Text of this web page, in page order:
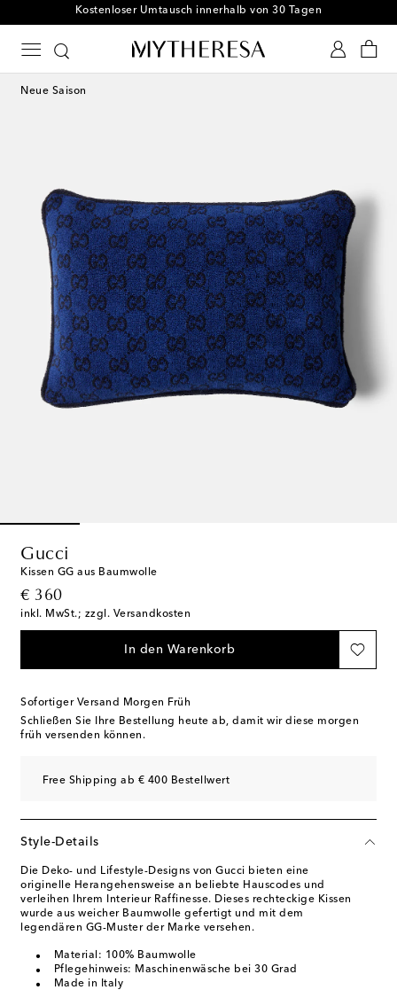
Kostenloser Umtausch innerhalb von 30 Tagen
Neue Saison
Gucci
Kissen GG aus Baumwolle
€ 360
original price
inkl. MwSt.; zzgl. Versandkosten
In den Warenkorb
Sofortiger Versand Morgen Früh
Schließen Sie Ihre Bestellung heute ab, damit wir diese morgen
früh versenden können.
Free Shipping ab € 400 Bestellwert
Style-Details
Die Deko- und Lifestyle-Designs von Gucci bieten eine
originelle Herangehensweise an beliebte Hauscodes und
verleihen Ihrem Interieur Raffinesse. Dieses rechteckige Kissen
wurde aus weicher Baumwolle gefertigt und mit dem
legendären GG-Muster der Marke versehen.
Material: 100% Baumwolle
Pflegehinweis: Maschinenwäsche bei 30 Grad
Made in Italy